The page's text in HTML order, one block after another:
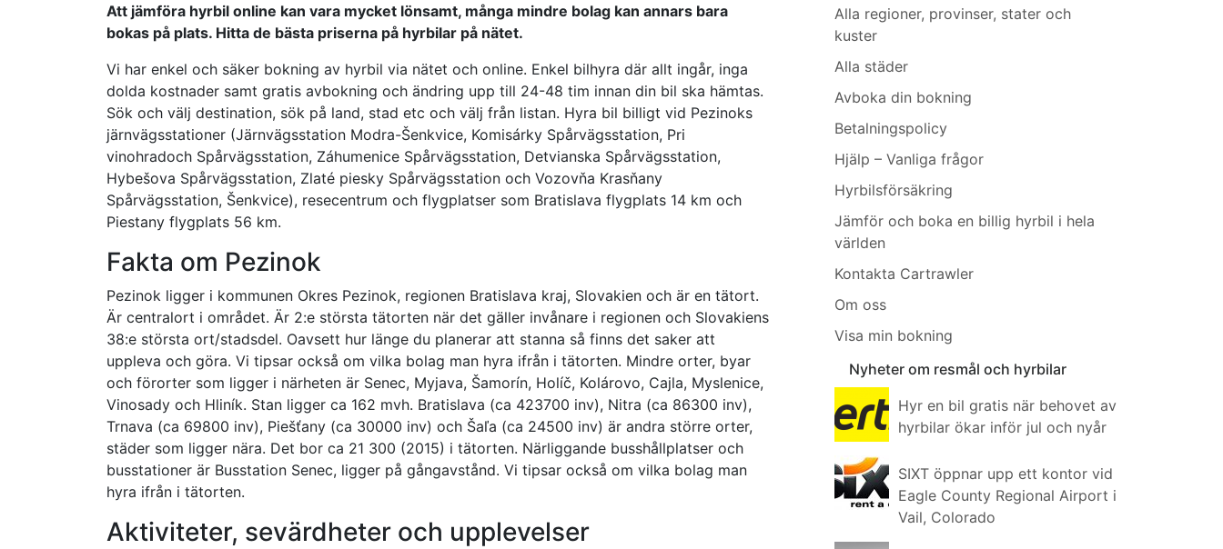
Att jämföra hyrbil online kan vara mycket lönsamt, många mindre bolag kan annars bara
bokas på plats. Hitta de bästa priserna på hyrbilar på nätet.
Vi har enkel och säker bokning av hyrbil via nätet och online. Enkel bilhyra där allt ingår, inga
dolda kostnader samt gratis avbokning och ändring upp till 24-48 tim innan din bil ska hämtas.
Sök och välj destination, sök på land, stad etc och välj från listan. Hyra bil billigt vid Pezinoks
järnvägsstationer (Järnvägsstation Modra-Šenkvice, Komisárky Spårvägsstation, Pri
vinohradoch Spårvägsstation, Záhumenice Spårvägsstation, Detvianska Spårvägsstation,
Hybešova Spårvägsstation, Zlaté piesky Spårvägsstation och Vozovňa Krasňany
Spårvägsstation, Šenkvice), resecentrum och flygplatser som Bratislava flygplats 14 km och
Piestany flygplats 56 km.
Fakta om Pezinok
Pezinok ligger i kommunen Okres Pezinok, regionen Bratislava kraj, Slovakien och är en tätort.
Är centralort i området. Är 2:e största tätorten när det gäller invånare i regionen och Slovakiens
38:e största ort/stadsdel. Oavsett hur länge du planerar att stanna så finns det saker att
uppleva och göra. Vi tipsar också om vilka bolag man hyra ifrån i tätorten. Mindre orter, byar
och förorter som ligger i närheten är Senec, Myjava, Šamorín, Holíč, Kolárovo, Cajla, Myslenice,
Vinosady och Hliník. Stan ligger ca 162 mvh. Bratislava (ca 423700 inv), Nitra (ca 86300 inv),
Trnava (ca 69800 inv), Piešťany (ca 30000 inv) och Šaľa (ca 24500 inv) är andra större orter,
städer som ligger nära. Det bor ca 21 300 (2015) i tätorten. Närliggande busshållplatser och
busstationer är Busstation Senec, ligger på gångavstånd. Vi tipsar också om vilka bolag man
hyra ifrån i tätorten.
Aktiviteter, sevärdheter och upplevelser
Alla regioner, provinser, stater och
kuster
Alla städer
Avboka din bokning
Betalningspolicy
Hjälp – Vanliga frågor
Hyrbilsförsäkring
Jämför och boka en billig hyrbil i hela
världen
Kontakta Cartrawler
Om oss
Visa min bokning
Nyheter om resmål och hyrbilar
Hyr en bil gratis när behovet av
hyrbilar ökar inför jul och nyår
SIXT öppnar upp ett kontor vid
Eagle County Regional Airport i
Vail, Colorado